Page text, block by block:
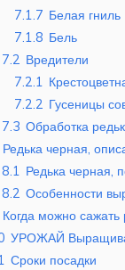
7.1.7 Белая гниль
7.1.8 Бель
7.2 Вредители
7.2.1
7.2.2 Гусеницы
7.3 Обработка
Редька черная,
8.1 Редька черная,
8.2 Особенности
Когда можно сажать
УРОЖАЙ
Сроки посадки